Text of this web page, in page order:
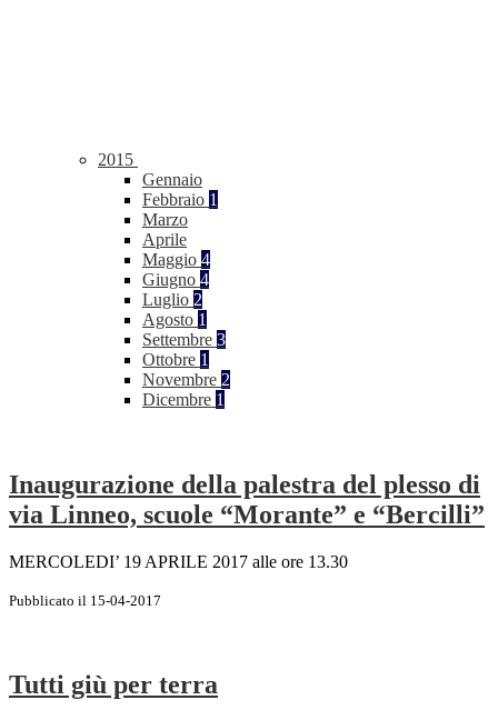
2015
Gennaio
Febbraio 1
Marzo
Aprile
Maggio 4
Giugno 4
Luglio 2
Agosto 1
Settembre 3
Ottobre 1
Novembre 2
Dicembre 1
Inaugurazione della palestra del plesso di
via Linneo, scuole “Morante” e “Bercilli”
MERCOLEDI’ 19 APRILE 2017 alle ore 13.30
Pubblicato il 15-04-2017
Tutti giù per terra